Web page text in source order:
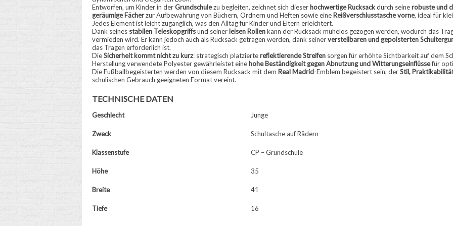
Entworfen, um Kinder in derGrundschulezu begleiten, zeichnet sich dieser hochwertige Rucksackdurch seinerobuste und
geräumige Fächerzur Aufbewahrung von Büchern, Ordnern und Heften sowie eine Reißverschlusstasche vorne, ideal für
Jedes Element ist leicht zugänglich, was den Alltag für Kinder und Eltern erleichtert.
Dank seines stabilen Teleskopgriffsund seiner leisen Rollenkann der Rucksack mühelos gezogen werden, wodurch das
vermieden wird. Er kann jedoch auch als Rucksack getragen werden, dank seinerverstellbaren und gepolsterten
das Tragen erforderlich ist.
DieSicherheit kommt nicht zu kurz: strategisch platziertereflektierende Streifensorgen für erhöhte Sichtbarkeit auf dem
Herstellung verwendete Polyester gewährleistet eine hohe Beständigkeit gegen Abnutzung und Witterungseinflüssefür
Die Fußballbegeisterten werden von diesem Rucksack mit dem Real Madrid-Emblem begeistert sein, derStil,
schulischen Gebrauch geeigneten Format vereint.
TECHNISCHE DATEN
Geschlecht Junge
Zweck Schultasche auf Rädern
Klassenstufe CP – Grundschule
Höhe 35
Breite 41
Tiefe 16